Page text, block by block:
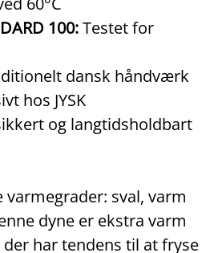
100:Testet for
dansk håndværk
hos JYSK
og langtidsholdbart
varmegrader: sval, varm
dyne er ekstra varm
har tendens til at fryse